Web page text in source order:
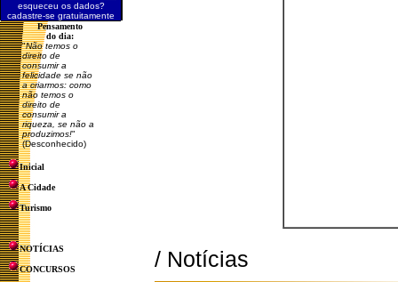
esqueceu os dados?
cadastre-se gratuitamente
Pensamento
do dia:
"Não temos o
direito de
consumir a
felicidade se não
a criarmos: como
não temos o
direito de
consumir a
riqueza, se não a
produzimos!"
(Desconhecido)
Inicial
A Cidade
Turismo
NOTÍCIAS
CONCURSOS / Notícias